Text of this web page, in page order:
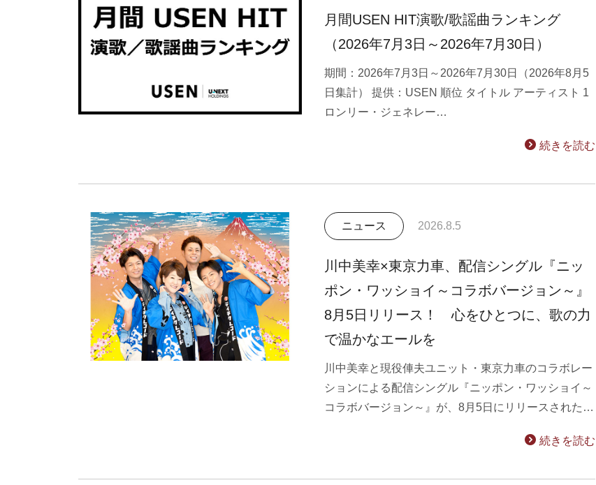
月間USEN HIT演歌/歌謡曲ランキング
（2026年7月3日～2026年7月30日）
期間：2026年7月3日～2026年7月30日（2026年8月5
日集計） 提供：USEN 順位 タイトル アーティスト 1
ロンリー・ジェネレー…
続きを読む
ニュース 2026.8.5
川中美幸×東京力車、配信シングル『ニッ
ポン・ワッショイ～コラボバージョン～』
8月5日リリース！ 心をひとつに、歌の力
で温かなエールを
川中美幸と現役俥夫ユニット・東京力車のコラボレー
ションによる配信シングル『ニッポン・ワッショイ～
コラボバージョン～』が、8月5日にリリースされた…
続きを読む